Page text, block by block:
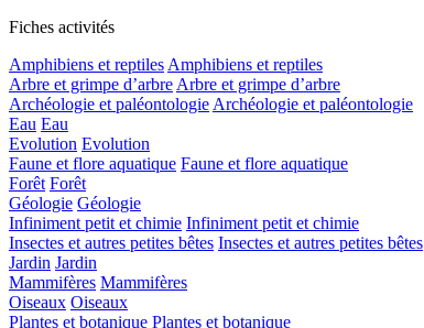
Fiches activités
Amphibiens et reptiles Amphibiens et reptiles
Arbre et grimpe d’arbre Arbre et grimpe d’arbre
Archéologie et paléontologie Archéologie et paléontologie
Eau Eau
Evolution Evolution
Faune et flore aquatique Faune et flore aquatique
Forêt Forêt
Géologie Géologie
Infiniment petit et chimie Infiniment petit et chimie
Insectes et autres petites bêtes Insectes et autres petites bêtes
Jardin Jardin
Mammifères Mammifères
Oiseaux Oiseaux
Plantes et botanique Plantes et botanique